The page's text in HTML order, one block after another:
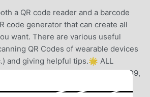
a QR code reader and a barcode
code generator that can create all
want. There are various useful
QR Codes of wearable devices
and giving helpful tips.🌟 ALL
barcode formats: QR, Code 39,
more.🌟 RELEVANT